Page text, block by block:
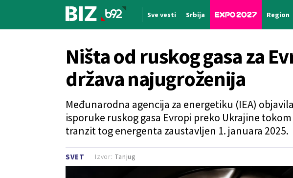
Sve vesti Srbija Region
SVET
Ništa od ruskog gasa za
država najugroženija
Međunarodna agencija za energetiku (IEA)
isporuke ruskog gasa Evropi preko Ukrajine
tranzit tog energenta zaustavljen 1. januara 2025.
Izvor: Tanjug